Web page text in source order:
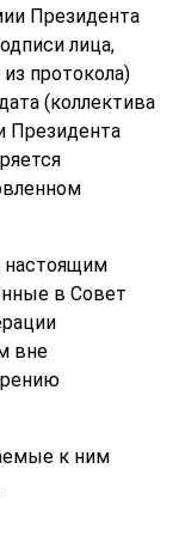
Президента
лица,
протокола)
(коллектива
Президента
настоящим
в Совет
вне
к ним